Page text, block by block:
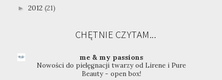
► 2012 (21)
CHĘTNIE CZYTAM...
me & my passions
Nowości do pielęgnacji twarzy od Lirene i Pure
Beauty - open box!